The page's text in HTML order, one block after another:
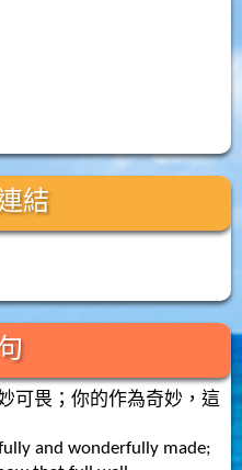
結
可畏；你的作為奇妙，這
and wonderfully made;